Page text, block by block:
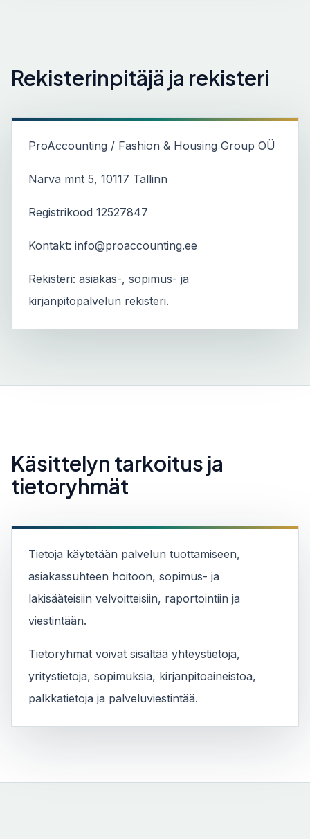
Rekisterinpitäjä ja rekisteri
ProAccounting / Fashion & Housing Group OÜ
Narva mnt 5, 10117 Tallinn
Registrikood 12527847
Kontakt: info@proaccounting.ee
Rekisteri: asiakas-, sopimus- ja
kirjanpitopalvelun rekisteri.
Käsittelyn tarkoitus ja
tietoryhmät
Tietoja käytetään palvelun tuottamiseen,
asiakassuhteen hoitoon, sopimus- ja
lakisääteisiin velvoitteisiin, raportointiin ja
viestintään.
Tietoryhmät voivat sisältää yhteystietoja,
yritystietoja, sopimuksia, kirjanpitoaineistoa,
palkkatietoja ja palveluviestintää.